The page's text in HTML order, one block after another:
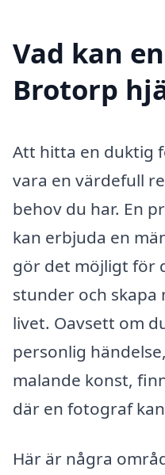
Vad kan
Brotorp
Att hitta en duktig
vara en värdefull
behov du har. En
kan erbjuda en
gör det möjligt för
stunder och
livet. Oavsett om
personlig
malande konst,
där en fotograf
Här är några